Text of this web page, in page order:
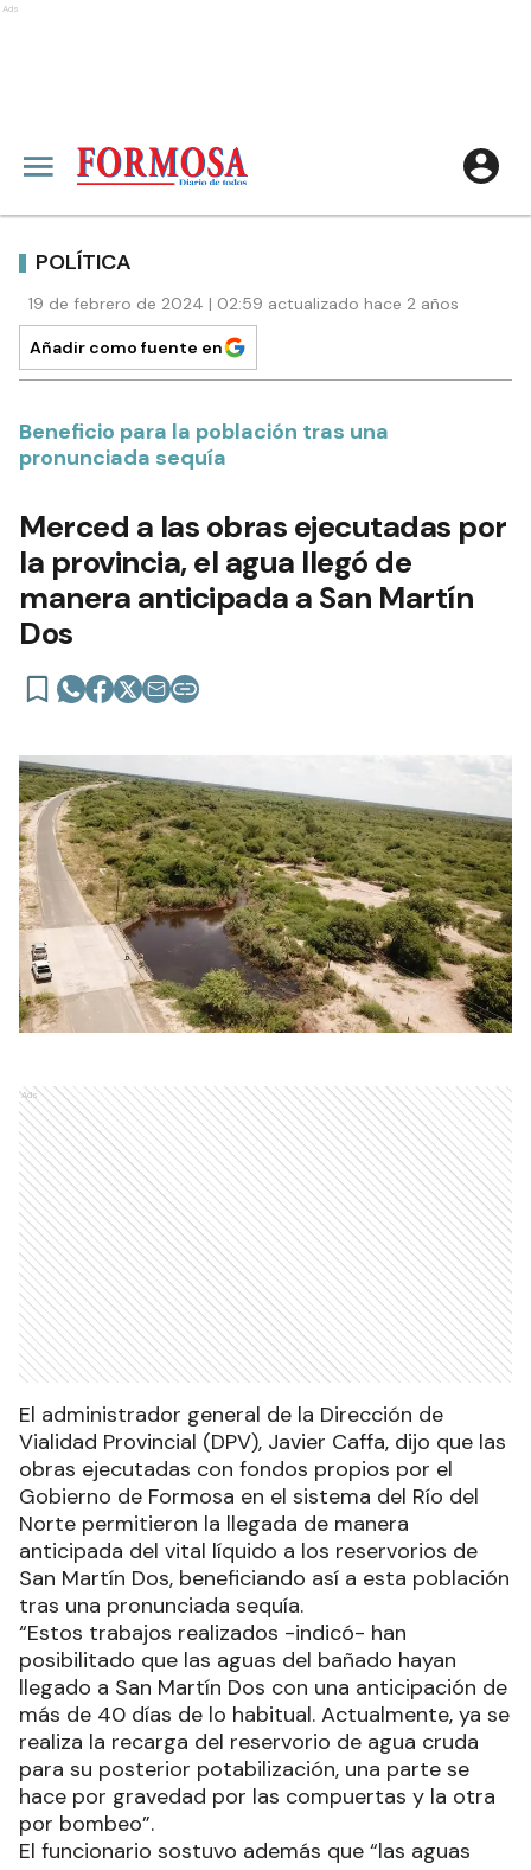
Ads
POLÍTICA
19 de febrero de 2024 | 02:59 actualizado hace 2 años
Añadir como fuente en
Beneficio para la población tras una
pronunciada sequía
Merced a las obras ejecutadas por
la provincia, el agua llegó de
manera anticipada a San Martín
Dos
Ads
El administrador general de la Dirección de
Vialidad Provincial (DPV), Javier Caffa, dijo que las
obras ejecutadas con fondos propios por el
Gobierno de Formosa en el sistema del Río del
Norte permitieron la llegada de manera
anticipada del vital líquido a los reservorios de
San Martín Dos, beneficiando así a esta población
tras una pronunciada sequía.
“Estos trabajos realizados -indicó- han
posibilitado que las aguas del bañado hayan
llegado a San Martín Dos con una anticipación de
más de 40 días de lo habitual. Actualmente, ya se
realiza la recarga del reservorio de agua cruda
para su posterior potabilización, una parte se
hace por gravedad por las compuertas y la otra
por bombeo”.
El funcionario sostuvo además que “las aguas